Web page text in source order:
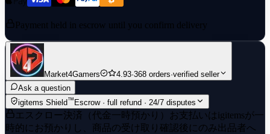
Payment held in escrow until you confirm delivery
Market4Gamers 4.93·368 orders·verified seller
Ask a question
igitems Shield™ Escrow · full refund · 24/7 disputes
エスクロー決済（代金一時預かり）
お支払いはigitemsが一
時的にお預かりし、商品の受け取り確認後にのみ出品者へ